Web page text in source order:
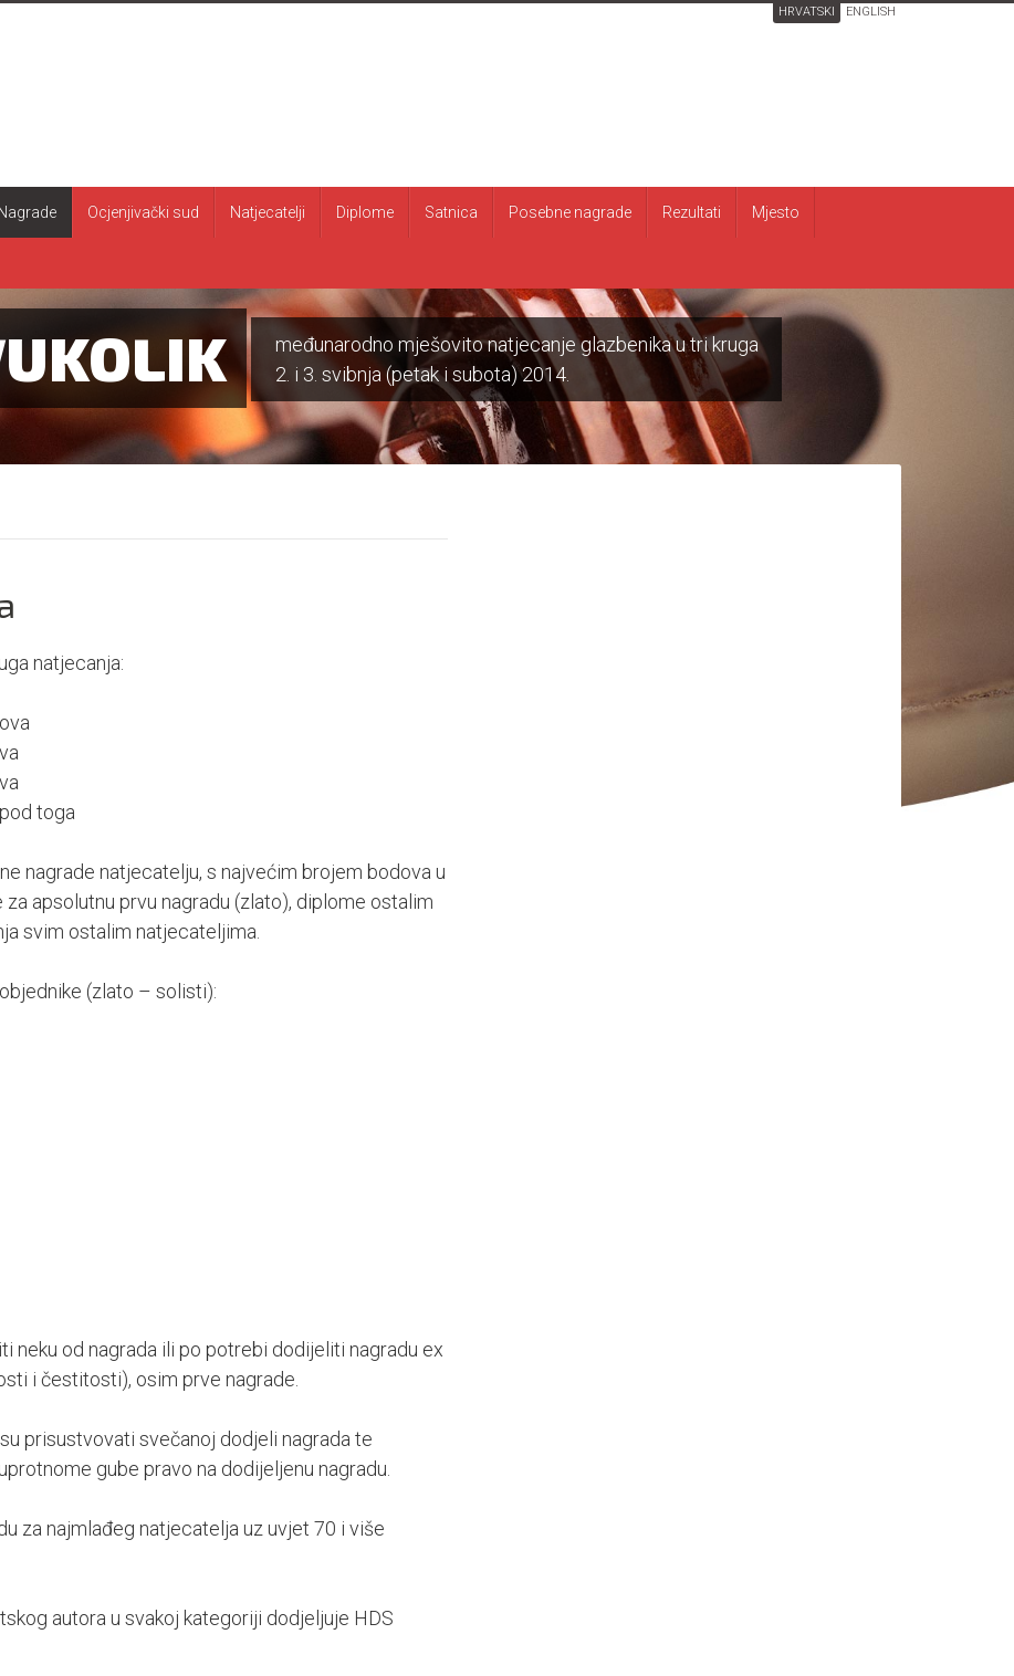
HRVATSKI ENGLISH
Nagrade Ocjenjivački sud Natjecatelji Diplome Satnica Posebne nagrade Rezultati Mjesto
međunarodno mješovito natjecanje glazbenika u tri kruga
2. i 3. svibnja (petak i subota) 2014.
natjecanja:
toga
nagrade natjecatelju, s najvećim brojem bodova u
apsolutnu prvu nagradu (zlato), diplome ostalim
svim ostalim natjecateljima.
(zlato – solisti):
neku od nagrada ili po potrebi dodijeliti nagradu ex
i čestitosti), osim prve nagrade.
prisustvovati svečanoj dodjeli nagrada te
gube pravo na dodijeljenu nagradu.
za najmlađeg natjecatelja uz uvjet 70 i više
autora u svakoj kategoriji dodjeljuje HDS